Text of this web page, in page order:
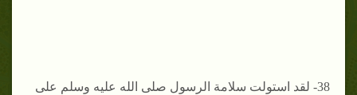
38- لقد استولت سلامة الرسول صلى الله عليه وسلم على